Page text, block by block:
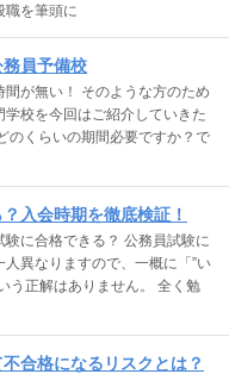
職を筆頭に
員予備校
が無い！ そのような方のため
校を今回はご紹介していきた
のくらいの期間必要ですか？で
入会時期を徹底検証！
に合格できる？ 公務員試験に
異なりますので、一概に「”い
う正解はありません。 全く勉
合格になるリスクとは？